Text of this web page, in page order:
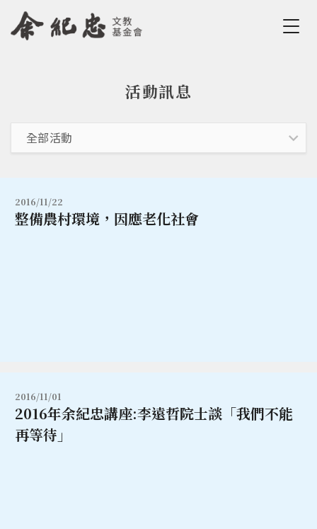
Jump to Navigation
Jump to Main content
活動訊息
2016/11/22
整備農村環境，因應老化社會
2016/11/01
2016年余紀忠講座:李遠哲院士談「我們不能
再等待」